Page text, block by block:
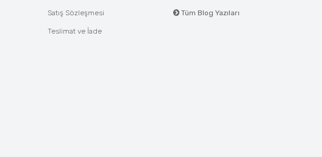
Satış Sözleşmesi
Teslimat ve İade
Tüm Blog Yazıları